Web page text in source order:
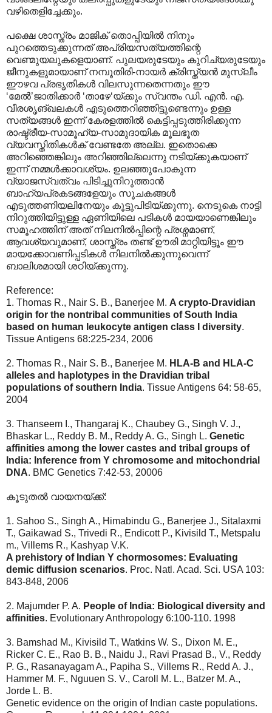
വഴിതെളിച്ചേക്കും.
പക്ഷെ ശാസ്ത്രം മാജിക് തൊപ്പിയില്‍ നിനും
പുറത്തെടുക്കുന്നത് അപ്രിയസത്യത്തിന്റെ
വെണ്മുയലുകളെയാണ്. പുലയരുടേയും കുറിച്യരുടേയും
ജീനുകളുമായാണ് നമ്പൂതിരി-നായര്‍ ക്രിസ്ത്യന്‍ മുസ്ലീം
ഈഴവ പ്രഭൃതികള്‍ വിലസുന്നതെന്നതും ഈ
‘മേല്‍‍’ജാതിക്കാര്‍ ‘താഴേ‘യ്ക്കും സ്വന്തം ഡി. എന്‍. എ.
വീരശൃങ്ഖലകള്‍ എടുത്തെറിഞ്ഞിട്ടുണ്ടെന്നും ഉള്ള
സത്യങ്ങള്‍ ഇന്ന് കേരളത്തില്‍ കെട്ടിപ്പടുത്തിരിക്കുന്ന
രാഷ്ട്രീയ-സാമൂഹ്യ-സാമുദായിക മൂലഭൂത
വ്യവസ്തിതികള്‍ക് വേണ്ടതേ അല്ല. ഇതൊക്കെ
അറിഞ്ഞെങ്കിലും അറിഞ്ഞില്ലെന്നു നടിയ്ക്കുകയാണ്
ഇന്ന് നമ്മള്‍ക്കാവശ്യം. ഉലഞ്ഞുപോകുന്ന
വ്യാജസ്വത്വം പിടിച്ചുനിറുത്താന്‍
ബാഹ്യപ്രകടങ്ങളേയും സൂചകങ്ങള്‍
എടുത്തണിയലിനേയും കൂട്ടുപിടിയ്ക്കുന്നു. നെടുകെ നാട്ടി
നിറുത്തിയിട്ടുള്ള ഏണിയിലെ പടികള്‍ മായയാണെങ്കിലും
സമൂഹത്തിന് അത് നിലനില്‍പ്പിന്റെ പ്രശ്നമാണ്,
ആവശ്യവുമാണ്, ശാസ്ത്രം തണ്ട് ഊരി മാറ്റിയിട്ടൂം ഈ
മായക്കോവണിപ്പടികള്‍ നിലനില്‍ക്കുന്നുവെന്ന്
ബാലിശമായി ശഠിയ്ക്കുന്നു.
Reference:
1. Thomas R., Nair S. B., Banerjee M. A crypto-Dravidian
origin for the nontribal communities of South India
based on human leukocyte antigen class I diversity.
Tissue Antigens 68:225-234, 2006
2. Thomas R., Nair S. B., Banerjee M. HLA-B and HLA-C
alleles and haplotypes in the Dravidian tribal
populations of southern India. Tissue Antigens 64: 58-65,
2004
3. Thanseem I., Thangaraj K., Chaubey G., Singh V. J.,
Bhaskar L., Reddy B. M., Reddy A. G., Singh L. Genetic
affinities among the lower castes and tribal groups of
India: Inference from Y chromosome and mitochondrial
DNA. BMC Genetics 7:42-53, 20006
കൂടുതല്‍ വായനയ്ക്ക്:
1. Sahoo S., Singh A., Himabindu G., Banerjee J., Sitalaxmi
T., Gaikawad S., Trivedi R., Endicott P., Kivisild T., Metspalu
m., Villems R., Kashyap V.K.
A prehistory of Indian Y chormosomes: Evaluating
demic diffusion scenarios. Proc. Natl. Acad. Sci. USA 103:
843-848, 2006
2. Majumder P. A. People of India: Biological diversity and
affinities. Evolutionary Anthropology 6:100-110. 1998
3. Bamshad M., Kivisild T., Watkins W. S., Dixon M. E.,
Ricker C. E., Rao B. B., Naidu J., Ravi Prasad B., V., Reddy
P. G., Rasanayagam A., Papiha S., Villems R., Redd A. J.,
Hammer M. F., Nguuen S. V., Caroll M. L., Batzer M. A.,
Jorde L. B.
Genetic evidence on the origin of Indian caste populations.